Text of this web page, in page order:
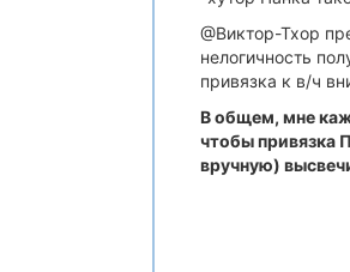
@Виктор-Тхор
нелогичность
привязка к в/ч
В общем, мне
чтобы привязка
вручную)